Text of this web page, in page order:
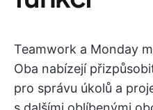
Teamwork a Monday
Oba nabízejí
pro správu úkolů a